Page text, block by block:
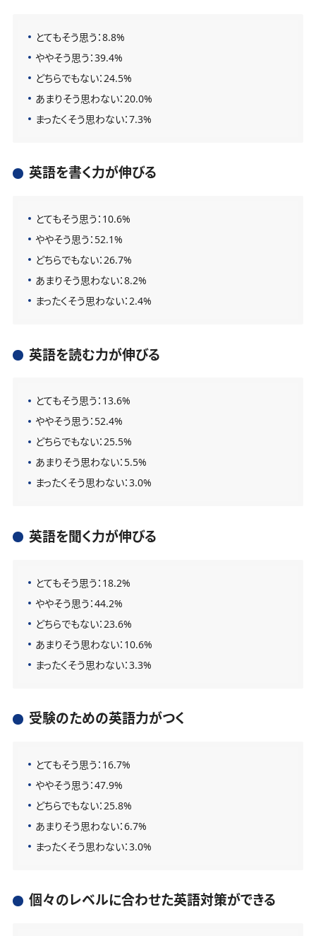
とてもそう思う：8.8%
ややそう思う：39.4%
どちらでもない：24.5%
あまりそう思わない：20.0%
まったくそう思わない：7.3%
英語を書く力が伸びる
とてもそう思う：10.6%
ややそう思う：52.1%
どちらでもない：26.7%
あまりそう思わない：8.2%
まったくそう思わない：2.4%
英語を読む力が伸びる
とてもそう思う：13.6%
ややそう思う：52.4%
どちらでもない：25.5%
あまりそう思わない：5.5%
まったくそう思わない：3.0%
英語を聞く力が伸びる
とてもそう思う：18.2%
ややそう思う：44.2%
どちらでもない：23.6%
あまりそう思わない：10.6%
まったくそう思わない：3.3%
受験のための英語力がつく
とてもそう思う：16.7%
ややそう思う：47.9%
どちらでもない：25.8%
あまりそう思わない：6.7%
まったくそう思わない：3.0%
個々のレベルに合わせた英語対策ができる